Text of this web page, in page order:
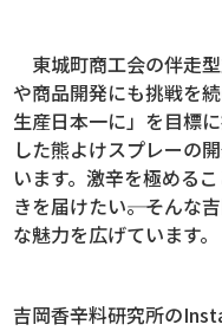
東城町商工会の伴走
や商品開発にも挑戦を
生産日本一に」を目標
した熊よけスプレーの
います。激辛を極める
きを届けたい――。そん
な魅力を広げています。
吉岡香辛料研究所の